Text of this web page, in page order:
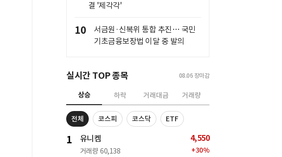
결 '제각각'
10
서금원·신복위 통합 추진… 국민
기초금융보장법 이달 중 발의
실시간 TOP 종목 08.06 장마감
상승 하락 거래대금 거래량
전체 코스피 코스닥 ETF
1 유니켐
거래량 60,138
4,550
+30%